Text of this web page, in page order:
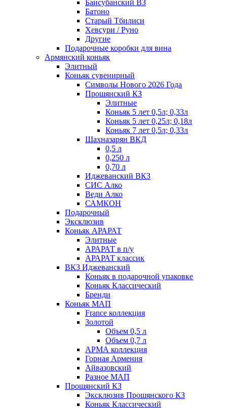
Баисубанский ВЗ
Батоно
Старый Тбилиси
Хевсури / Руно
Другие
Подарочные коробки для вина
Армянский коньяк
Элитный
Коньяк сувенирный
Символы Нового 2026 Года
Прошянский КЗ
Элитные
Коньяк 5 лет 0,5л; 0,33л
Коньяк 5 лет 0,25л; 0,18л
Коньяк 7 лет 0,5л; 0,33л
Шахназарян ВКД
0,5 л
0,250 л
0,70 л
Иджеванский ВКЗ
СИС Алко
Веди Алко
САМКОН
Подарочный
Эксклюзив
Коньяк АРАРАТ
Элитные
АРАРАТ в п/у
АРАРАТ классик
ВКЗ Иджеванский
Коньяк в подарочной упаковке
Коньяк Классический
Бренди
Коньяк МАП
France коллекция
Золотой
Объем 0,5 л
Объем 0,7 л
АРМА коллекция
Горная Армения
Айвазовский
Разное МАП
Прошянский КЗ
Эксклюзив Прошянского КЗ
Коньяк Классический